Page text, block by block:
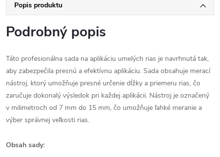
Popis produktu
Podrobný popis
Táto profesionálna sada na aplikáciu umelých rias je navrhnutá tak,
aby zabezpečila presnú a efektívnu aplikáciu. Sada obsahuje merací
nástroj, ktorý umožňuje presné určenie dĺžky a priemeru rias, čo
zaručuje dokonalý výsledok pri každej aplikácii. Nástroj je označený
v milimetroch od 7 mm do 15 mm, čo umožňuje ľahké meranie a
výber správnej veľkosti rias.
Obsah sady: